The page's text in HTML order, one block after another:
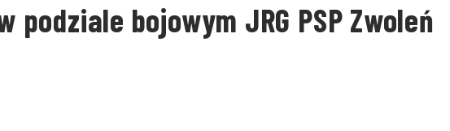
podziale bojowym JRG PSP Zwoleń